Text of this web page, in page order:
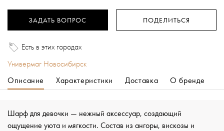
ЗАДАТЬ ВОПРОС ПОДЕЛИТЬСЯ
Есть в этих городах
Универмаг Новосибирск
Описание
Характеристики Доставка О бренде
Шарф для девочки — нежный аксессуар, создающий
ощущение уюта и мягкости. Состав из ангоры, вискозы и